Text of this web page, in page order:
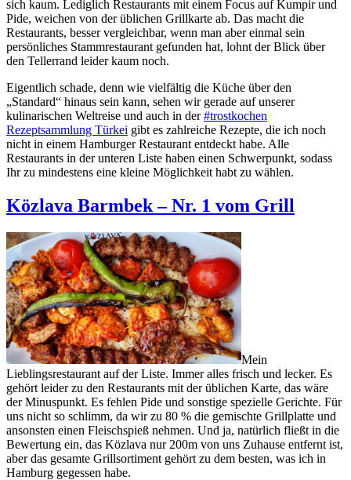
sich kaum. Lediglich Restaurants mit einem Focus auf Kumpir und
Pide, weichen von der üblichen Grillkarte ab. Das macht die
Restaurants, besser vergleichbar, wenn man aber einmal sein
persönliches Stammrestaurant gefunden hat, lohnt der Blick über
den Tellerrand leider kaum noch.
Eigentlich schade, denn wie vielfältig die Küche über den
„Standard“ hinaus sein kann, sehen wir gerade auf unserer
kulinarischen Weltreise und auch in der#trostkochen
Rezeptsammlung Türkei gibt es zahlreiche Rezepte, die ich noch
nicht in einem Hamburger Restaurant entdeckt habe. Alle
Restaurants in der unteren Liste haben einen Schwerpunkt, sodass
Ihr zu mindestens eine kleine Möglichkeit habt zu wählen.
Közlava Barmbek – Nr. 1 vom Grill
Mein
Lieblingsrestaurant auf der Liste. Immer alles frisch und lecker. Es
gehört leider zu den Restaurants mit der üblichen Karte, das wäre
der Minuspunkt. Es fehlen Pide und sonstige spezielle Gerichte. Für
uns nicht so schlimm, da wir zu 80 % die gemischte Grillplatte und
ansonsten einen Fleischspieß nehmen. Und ja, natürlich fließt in die
Bewertung ein, das Közlava nur 200m von uns Zuhause entfernt ist,
aber das gesamte Grillsortiment gehört zu dem besten, was ich in
Hamburg gegessen habe.